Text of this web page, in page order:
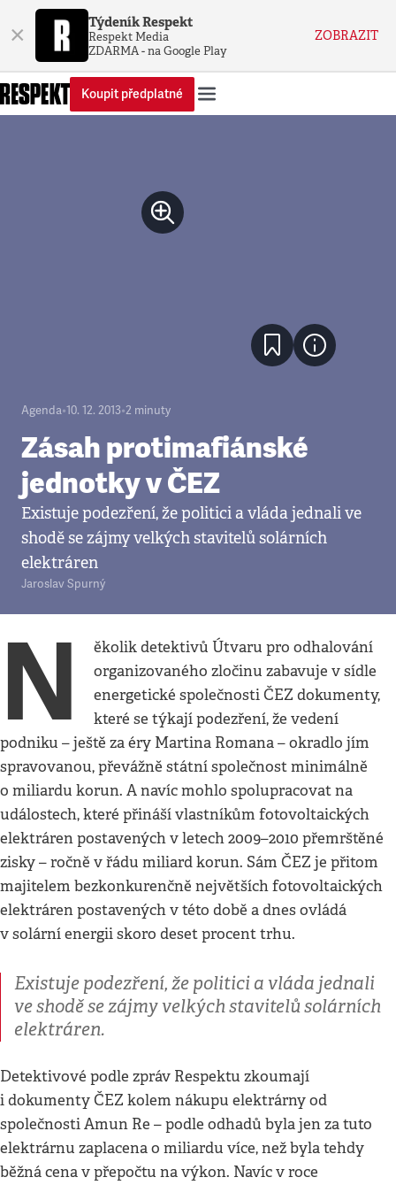
× Týdeník Respekt
Respekt Media
ZDARMA - na Google Play
ZOBRAZIT
Koupit předplatné
Agenda•10. 12. 2013•2 minuty
Zásah protimafiánské
jednotky v ČEZ
Existuje podezření, že politici a vláda jednali ve
shodě se zájmy velkých stavitelů solárních
elektráren
Jaroslav Spurný
N
ěkolik detektivů Útvaru pro odhalování
organizovaného zločinu zabavuje v sídle
energetické společnosti ČEZ dokumenty,
které se týkají podezření, že vedení
podniku – ještě za éry Martina Romana – okradlo jím
spravovanou, převážně státní společnost minimálně
o miliardu korun. A navíc mohlo spolupracovat na
událostech, které přináší vlastníkům fotovoltaických
elektráren postavených v letech 2009–2010 přemrštěné
zisky – ročně v řádu miliard korun. Sám ČEZ je přitom
majitelem bezkonkurenčně největších fotovoltaických
elektráren postavených v této době a dnes ovládá
v solární energii skoro deset procent trhu.
Existuje podezření, že politici a vláda jednali
ve shodě se zájmy velkých stavitelů solárních
elektráren.
Detektivové podle zpráv Respektu zkoumají
i dokumenty ČEZ kolem nákupu elektrárny od
společnosti Amun Re – podle odhadů byla jen za tuto
elektrárnu zaplacena o miliardu více, než byla tehdy
běžná cena v přepočtu na výkon. Navíc v roce